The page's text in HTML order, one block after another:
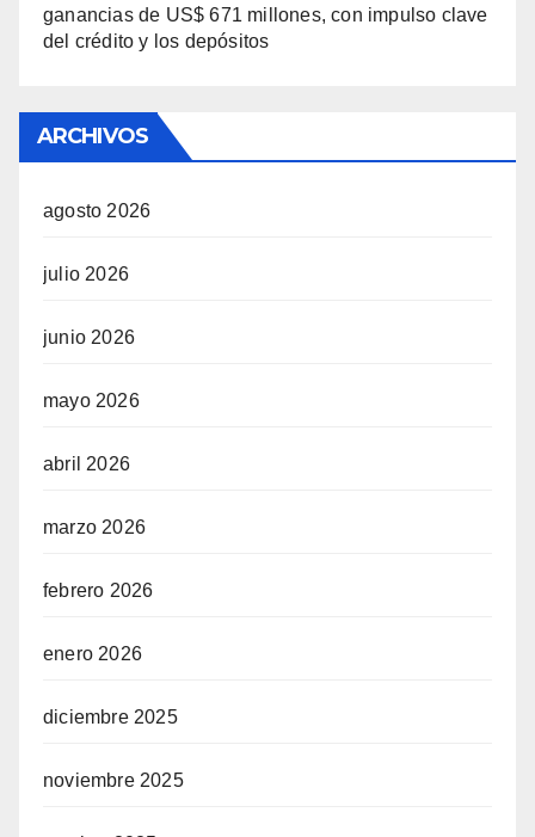
ganancias de US$ 671 millones, con impulso clave
del crédito y los depósitos
ARCHIVOS
agosto 2026
julio 2026
junio 2026
mayo 2026
abril 2026
marzo 2026
febrero 2026
enero 2026
diciembre 2025
noviembre 2025